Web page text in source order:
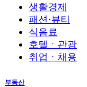
생활경제
패션·뷰티
식음료
호텔ㆍ관광
취업ㆍ채용
부동산